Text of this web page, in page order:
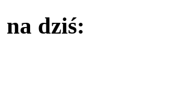
na dziś: